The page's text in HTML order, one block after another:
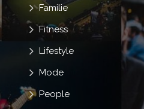
Familie
Fitness
Lifestyle
Mode
People